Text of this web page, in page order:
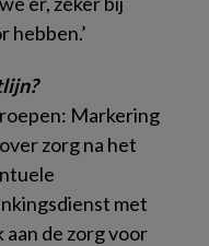
hebben.’
Markering
zorg na het
met
aan de zorg voor